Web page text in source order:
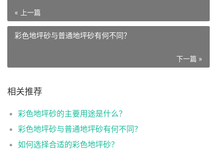
« 上一篇
彩色地坪砂与普通地坪砂有何不同？
下一篇 »
相关推荐
彩色地坪砂的主要用途是什么？
彩色地坪砂与普通地坪砂有何不同？
如何选择合适的彩色地坪砂？